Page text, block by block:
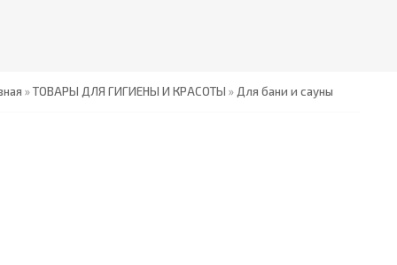
»ТОВАРЫ ДЛЯ ГИГИЕНЫ И КРАСОТЫ » Для бани и сауны